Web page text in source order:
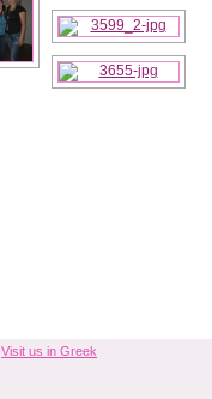
Visit us in Greek